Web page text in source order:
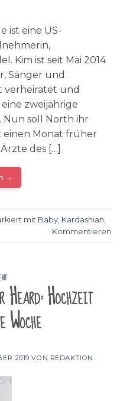
ist eine US-
Kim ist seit Mai 2014
Sänger und
verheiratet und
zweijährige
Nun soll North ihr
einen Monat früher
des […]
→
mit Baby Kardashian
Kommentieren
Heard: Hochzeit
2019 VON REDAKTION